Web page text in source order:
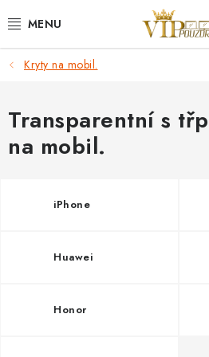
na
KRYTY NA MOBIL.
OCHRANA DISPLEJE - SKLO A FÓLIE
KABELY A NABÍJEČKY
BRAŠNY NA NOTEBOOKY
Kryty na mobil.
Transparentní s
na mobil.
iPhone
Huawei
Honor